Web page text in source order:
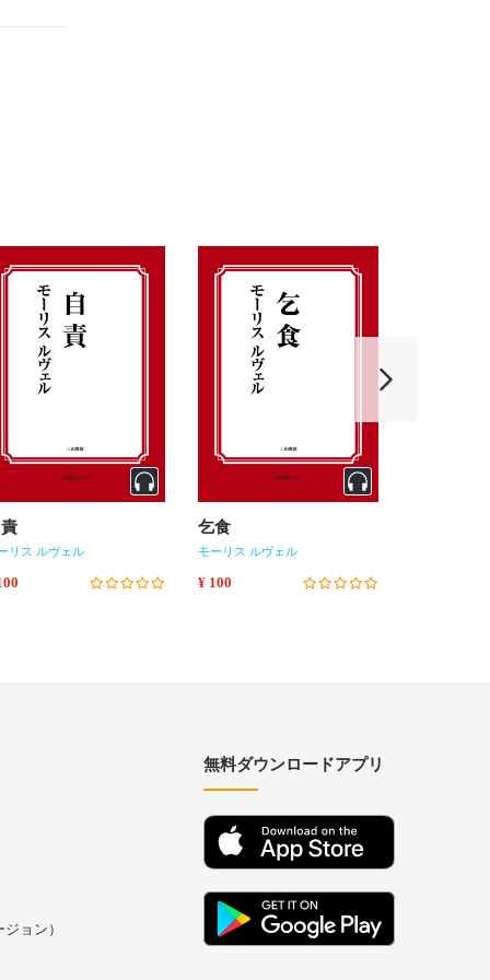
リス ルヴェル
乞食
モーリス ルヴェル
¥ 100
ョン）
無料ダウンロードアプリ